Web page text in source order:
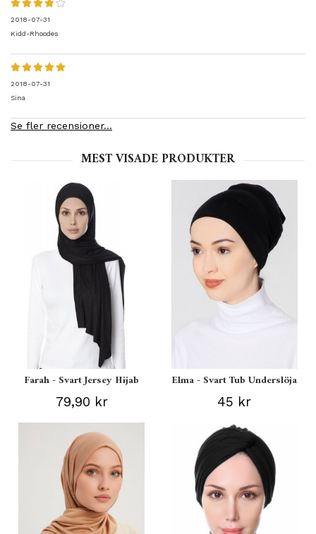
2018-07-31
Kidd-Rhoodes
2018-07-31
Sina
Se fler recensioner...
MEST VISADE PRODUKTER
Farah - Svart Jersey Hijab
79,90 kr
Elma - Svart Tub Underslöja
45 kr